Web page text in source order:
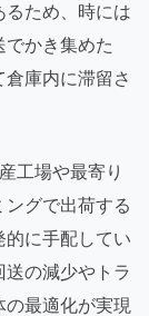
るため、時には
でかき集めた
庫内に滞留さ
工場や最寄り
グで出荷する
的に手配してい
の減少やトラ
最適化が実現